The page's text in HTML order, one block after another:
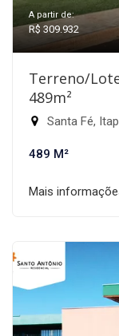
A partir de:
R$ 309.932
Terreno/
489m²
Santa Fé,
489 M²
Mais